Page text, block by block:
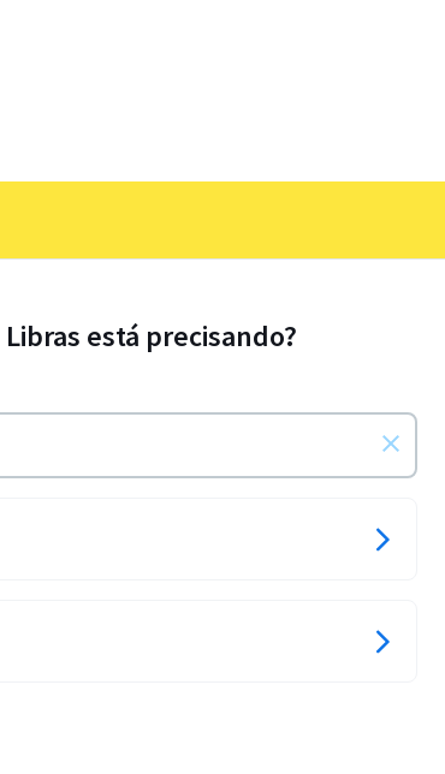
está precisando?